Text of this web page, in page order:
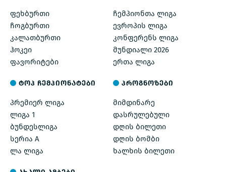
ფეხბურთი
ჩოგბურთი
კალათბურთი
ჰოკეი
ფავორიტები
ჩემპიონთა ლიგა
ევროპის ლიგა
კონფერენს ლიგა
მუნდიალი 2026
ერთა ლიგა
ტოპ ჩემპიონატები
პრემიერ ლიგა
ლიგა 1
ბუნდესლიგა
სერია A
ლა ლიგა
პროგნოზები
მიმდინარე
დასრულებული
დღის ბილეთი
დღის ბომბი
ხალხის ბილეთი